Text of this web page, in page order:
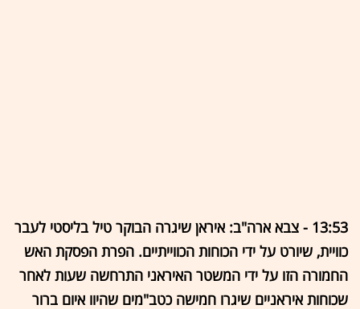
13:53 - צבא ארה"ב: איראן שיגרה הבוקר טיל בליסטי לעבר
כוויית, שיורט על ידי הכוחות הכווייתיים. הפרת הפסקת האש
החמורה הזו על ידי המשטר האיראני התרחשה שעות לאחר
שכוחות איראניים שיגרו חמישה כטב"מים שהיוו איום ברור